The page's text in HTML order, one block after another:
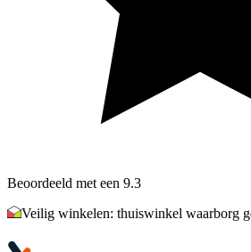
Beoordeeld met een 9.3
Veilig winkelen: thuiswinkel waarborg